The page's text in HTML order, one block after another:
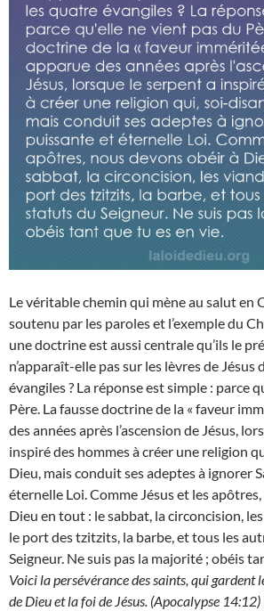
Le véritable chemin qui mène au salut en
soutenu par les paroles et l’exemple du
une doctrine est aussi centrale qu’ils le
n’apparaît-elle pas sur les lèvres de Jésus
évangiles ? La réponse est simple : parce
Père. La fausse doctrine de la « faveur
des années après l’ascension de Jésus,
inspiré des hommes à créer une religion
Dieu, mais conduit ses adeptes à ignorer
éternelle Loi. Comme Jésus et les
Dieu en tout : le sabbat, la circoncision,
le port des tzitzits, la barbe, et tous les
Seigneur. Ne suis pas la majorité ; obéis
Voici la persévérance des saints, qui gardent
de Dieu et la foi de Jésus. (Apocalypse